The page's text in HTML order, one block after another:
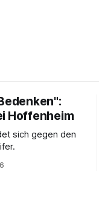
Hoffenheim
sich gegen den